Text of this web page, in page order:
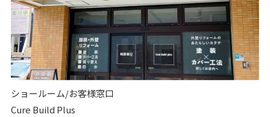
ショールーム/お客様窓口
Cure Build Plus